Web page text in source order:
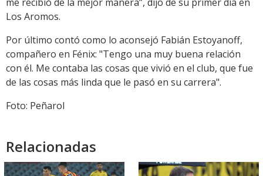
Los Aromos.
Por último contó como lo aconsejó Fabián Estoyanoff,
compañero en Fénix: "Tengo una muy buena relación
con él. Me contaba las cosas que vivió en el club, que fue
de las cosas más linda que le pasó en su carrera".
Foto: Peñarol
Relacionadas